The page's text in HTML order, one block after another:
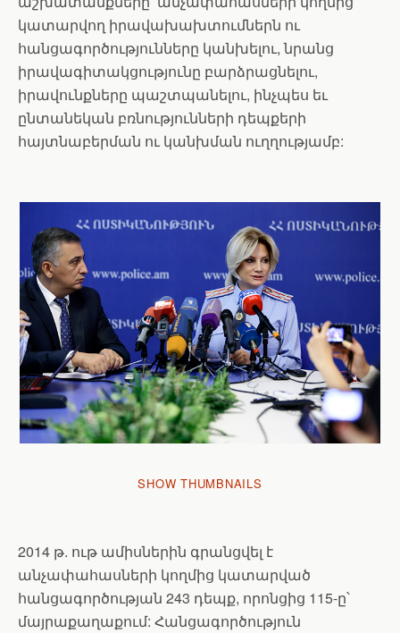
կատարվող իրավախախտումներն ու
հանցագործությունները կանխելու, նրանց
իրավագիտակցությունը բարձրացնելու,
իրավունքները պաշտպանելու, ինչպես եւ
ընտանեկան բռնությունների դեպքերի
հայտնաբերման ու կանխման ուղղությամբ:
SHOW THUMBNAILS
2014 թ. ութ ամիսներին գրանցվել է
անչափահասների կողմից կատարված
հանցագործության 243 դեպք, որոնցից 115-ը՝
մայրաքաղաքում: Հանցագործություն